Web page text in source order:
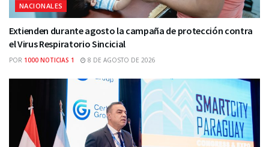
NACIONALES
Extienden durante agosto la campaña de protección contra
el Virus Respiratorio Sincicial
POR 1000 NOTICIAS 1 8 DE AGOSTO DE 2026